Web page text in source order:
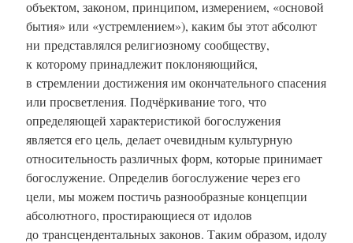
объектом, законом, принципом, измерением, «основой
бытия» или «устремлением»), каким бы этот абсолют
ни представлялся религиозному сообществу,
к которому принадлежит поклоняющийся,
в стремлении достижения им окончательного спасения
или просветления. Подчёркивание того, что
определяющей характеристикой богослужения
является его цель, делает очевидным культурную
относительность различных форм, которые принимает
богослужение. Определив богослужение через его
цели, мы можем постичь разнообразные концепции
абсолютного, простирающиеся от идолов
до трансцендентальных законов. Таким образом, идолу